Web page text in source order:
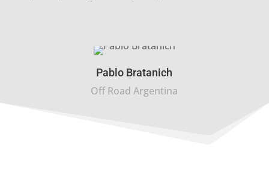
Pablo Bratanich
Off Road Argentina